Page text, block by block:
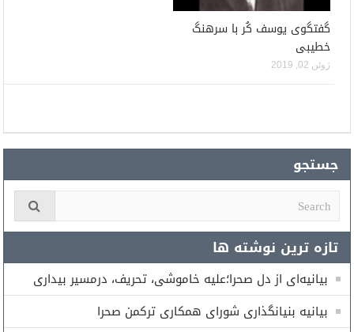
گفتگوی یوسف کُر با سرهنگ
خطیبی
ژوئن 02, 2019
جستجو
تازه ترین نوشته ها
بیانیه‌ای از دل صحرا؛علیه خاموشی، تحریف، درمسیر بیداری
بیانیه بنیانگذاری شورای همكارى تركمن صحرا